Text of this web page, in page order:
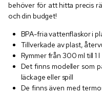
behöver för att hitta precis
och din budget!
BPA-fria vattenflaskor i
Tillverkade av plast,
Rymmer från 300 ml till 1 l
Det finns modeller som
läckage eller spill
De finns även med